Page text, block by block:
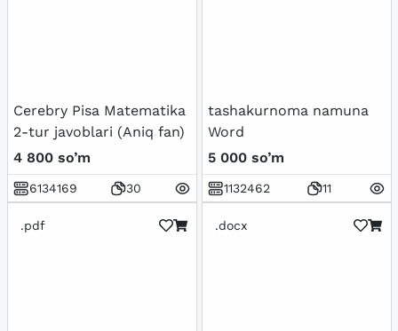
Cerebry Pisa Matematika
2-tur javoblari (Aniq fan)
4 800 so’m
6134169 30
tashakurnoma namuna
Word
5 000 so’m
1132462 11
.pdf .docx